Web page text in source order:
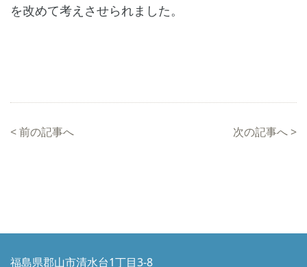
を改めて考えさせられました。
<前の記事へ 次の記事へ>
福島県郡山市清水台1丁目3-8